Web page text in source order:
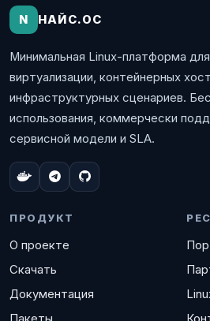
N НАЙС.ОС
Минимальная Linux-платформа
виртуализации, контейнерных
инфраструктурных сценариев.
использования, коммерчески
сервисной модели и SLA.
ПРОДУКТ
О проекте
Скачать
Документация